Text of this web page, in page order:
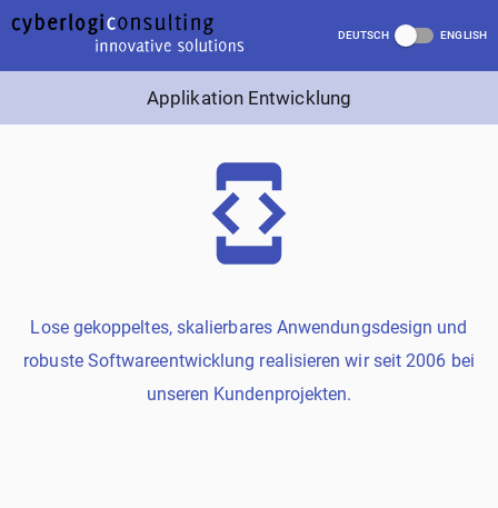
DEUTSCH ENGLISH
Applikation Entwicklung
Lose gekoppeltes, skalierbares Anwendungsdesign und
robuste Softwareentwicklung realisieren wir seit 2006 bei
unseren Kundenprojekten.